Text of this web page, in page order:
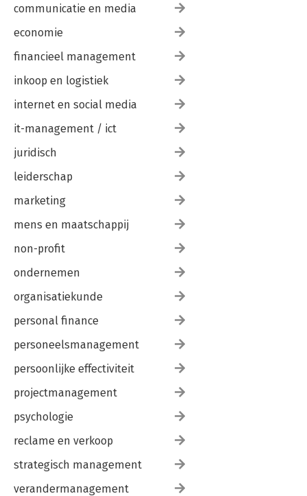
communicatie en media
economie
financieel management
inkoop en logistiek
internet en social media
it-management / ict
juridisch
leiderschap
marketing
mens en maatschappij
non-profit
ondernemen
organisatiekunde
personal finance
personeelsmanagement
persoonlijke effectiviteit
projectmanagement
psychologie
reclame en verkoop
strategisch management
verandermanagement